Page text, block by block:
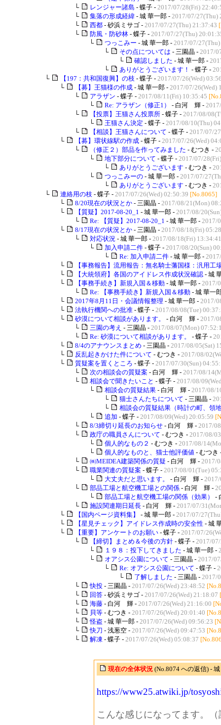
└
レンジャー諸島 - 蝶子 - 2017/07/28(Fri)
└
集落の形成経緯 - 城 華一郎 - 2017/07/27(Thu)
└
西都 - 砂浜ミサゴ - 2017/07/27(Thu) 21:37:43
└
防風・防砂林 - 蝶子 - 2017/07/27(Thu)
└
つっこみー - 城 華一郎 - 2017/07/
└
その点については - 三園晶 - 2017/
└
確認しました - 城 華一郎 -
└
ありがとうございます！ - 蝶子 -
└
【197：共和国復興】の枝 - 蝶子 - 2017/07/26(Wed)
└
【募】王猫様の作成 - 城 華一郎 - 2017/07/26(Wed)
└
アラザン - 蝶子 - 2017/08/11(Fri) 10:35:45
└
Re: アラザン（修正1） - 白河 輝 -
└
【投票】王猫さん投票所 - 蝶子 - 2017/08/
└
王猫さん決定 - 蝶子 - 2017/08/10(Thu)
└
【相談】王猫さんについて - 蝶子 - 2017/07/
└
【募】環状線駅の作成 - 蝶子 - 2017/07/26(Wed)
└
（修正２）部品を作ってみました - むつき -
└
地下部分について - 蝶子 - 2017/07/
└
ありがとうございます - むつき -
└
つっこみーの - 城 華一郎 - 2017/07/
└
ありがとうございます - むつき -
└
連絡用の枝 - 蝶子 - 2017/07/26(Wed) 02:50:39 [No.8065]
└
8/20現在の状況とか - 三園晶 - 2017/08/21(Mon)
└
【質疑】2017-08-20_1 - 城 華一郎 - 2017/08/
└
Re: 【質疑】2017-08-20_1 - 城 華一郎 - 2017/
└
8/17現在の状況とか - 三園晶 - 2017/08/18(Fri)
└
対応状況 - 城 華一郎 - 2017/08/18(Fri) 13:34:41
└
加入申請二件 - 蝶子 - 2017/08/20(Sun)
└
Re: 加入申請二件 - 城 華一郎 -
└
【事務報告】流用報告：無名騎士藩国様：汎用工
└
【大統領府】各国のアイドレス作成状況確認 - 城
└
【事務手続き】新規入国＆移動 - 城 華一郎 - 2017/
└
Re: 【事務手続き】新規入国＆移動 - 城 華一
└
2017年8月11日・会議情報整理 - 城 華一郎 - 2017/
└
法執行機関への批准 - 蝶子 - 2017/08/08(Tue)
└
砂漠について相談があります。 - 白河 輝 - 2017/
└
三園の考え - 三園晶 - 2017/08/07(Mon)
└
Re: 砂漠について相談があります。 - 蝶子 -
└
8/4のアナウンスまとめ - 三園晶 - 2017/08/05(Sat)
└
反乱起きかけた件について - むつき - 2017/08/
└
質疑案を置くところ - 蝶子 - 2017/07/30(Sun)
└
次の相談会の質疑案 - 白河 輝 - 2017/08/
└
相談会で聞きたいこと - 蝶子 - 2017/08/
└
相談会の質疑結果 - 白河 輝 - 2017/08/
└
猫士さんたちについて - 三園晶 -
└
相談会の質疑結果（時計の町、領
└
追加 - 蝶子 - 2017/08/09(Wed) 20:05:59
└
8/3締切り延長のお知らせ - 白河 輝 - 2017/
└
政庁の職員さんについて - むつき - 2017/08/
└
個人的なもの２ - むつき - 2017/08/
└
個人的なものと、猫士他評価値 - むつき
└
㈱MEIDEA建築関係の質疑 - 白河 輝 - 2017/
└
職業関連の質疑案 - 蝶子 - 2017/08/01(Tue)
└
大丈夫だと思います。 - 白河 輝 -
└
部品工場と航空機工場との関係 - 白河 輝 -
└
部品工場と航空機工場の関係（効果）
-
└
施設関連期日延長 - 白河 輝 - 2017/07/
└
【国内ページ資料集】 - 城 華一郎 - 2017/07/
└
【星見チェック】アイドレス作成時の安全性 - 城
└
【重要】アンケートのお願い - 蝶子 - 2017/07/
└
【締切】まとめ＆今後の方針 - 蝶子 - 2017/
└
１９８：投下してきました - 城 華一郎 -
└
オアシス公園について - 三園晶 - 2017/
└
Re: オアシス公園について - 蝶子 -
└
了解しました - 三園晶 - 2017/
└
快投 - 三園晶 - 2017/07/26(Wed) 23:48:52
└
回答 - 砂浜ミサゴ - 2017/07/26(Wed) 21:18:07
└
海藤 - 白河 輝 - 2017/07/26(Wed) 21:16:00
└
貝等 - むつき - 2017/07/26(Wed) 20:01:40
└
怪盗 - 城 華一郎 - 2017/07/26(Wed) 09:56:23
└
快刀 - 浅葱空 - 2017/07/26(Wed) 09:47:53
└
解凍 - 蝶子 - 2017/07/26(Wed) 05:08:37
現在の全体状況 (No.8074 への返信) -
https://www25.atwiki.jp/
こんな感じになってます。